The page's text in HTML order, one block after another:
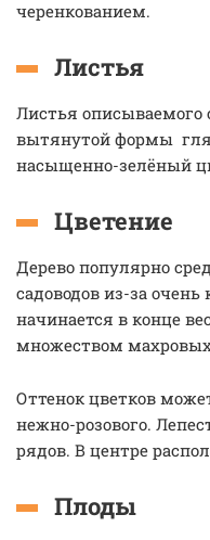
черенкованием.
Листья
Листья описываемого
вытянутой формы
насыщенно-зелёный
Цветение
Дерево популярно
садоводов из-за
начинается в конце
множеством
Оттенок цветков
нежно-розового.
рядов. В центре
Плоды